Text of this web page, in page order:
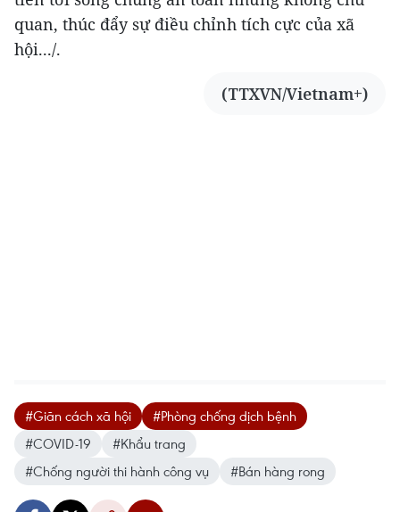
quan, thúc đẩy sự điều chỉnh tích cực của xã
hội.../.
(TTXVN/Vietnam+)
#Giãn cách xã hội
#Phòng chống dịch bệnh
#COVID-19
#Khẩu trang
#Chống người thi hành công vụ
#Bán hàng rong